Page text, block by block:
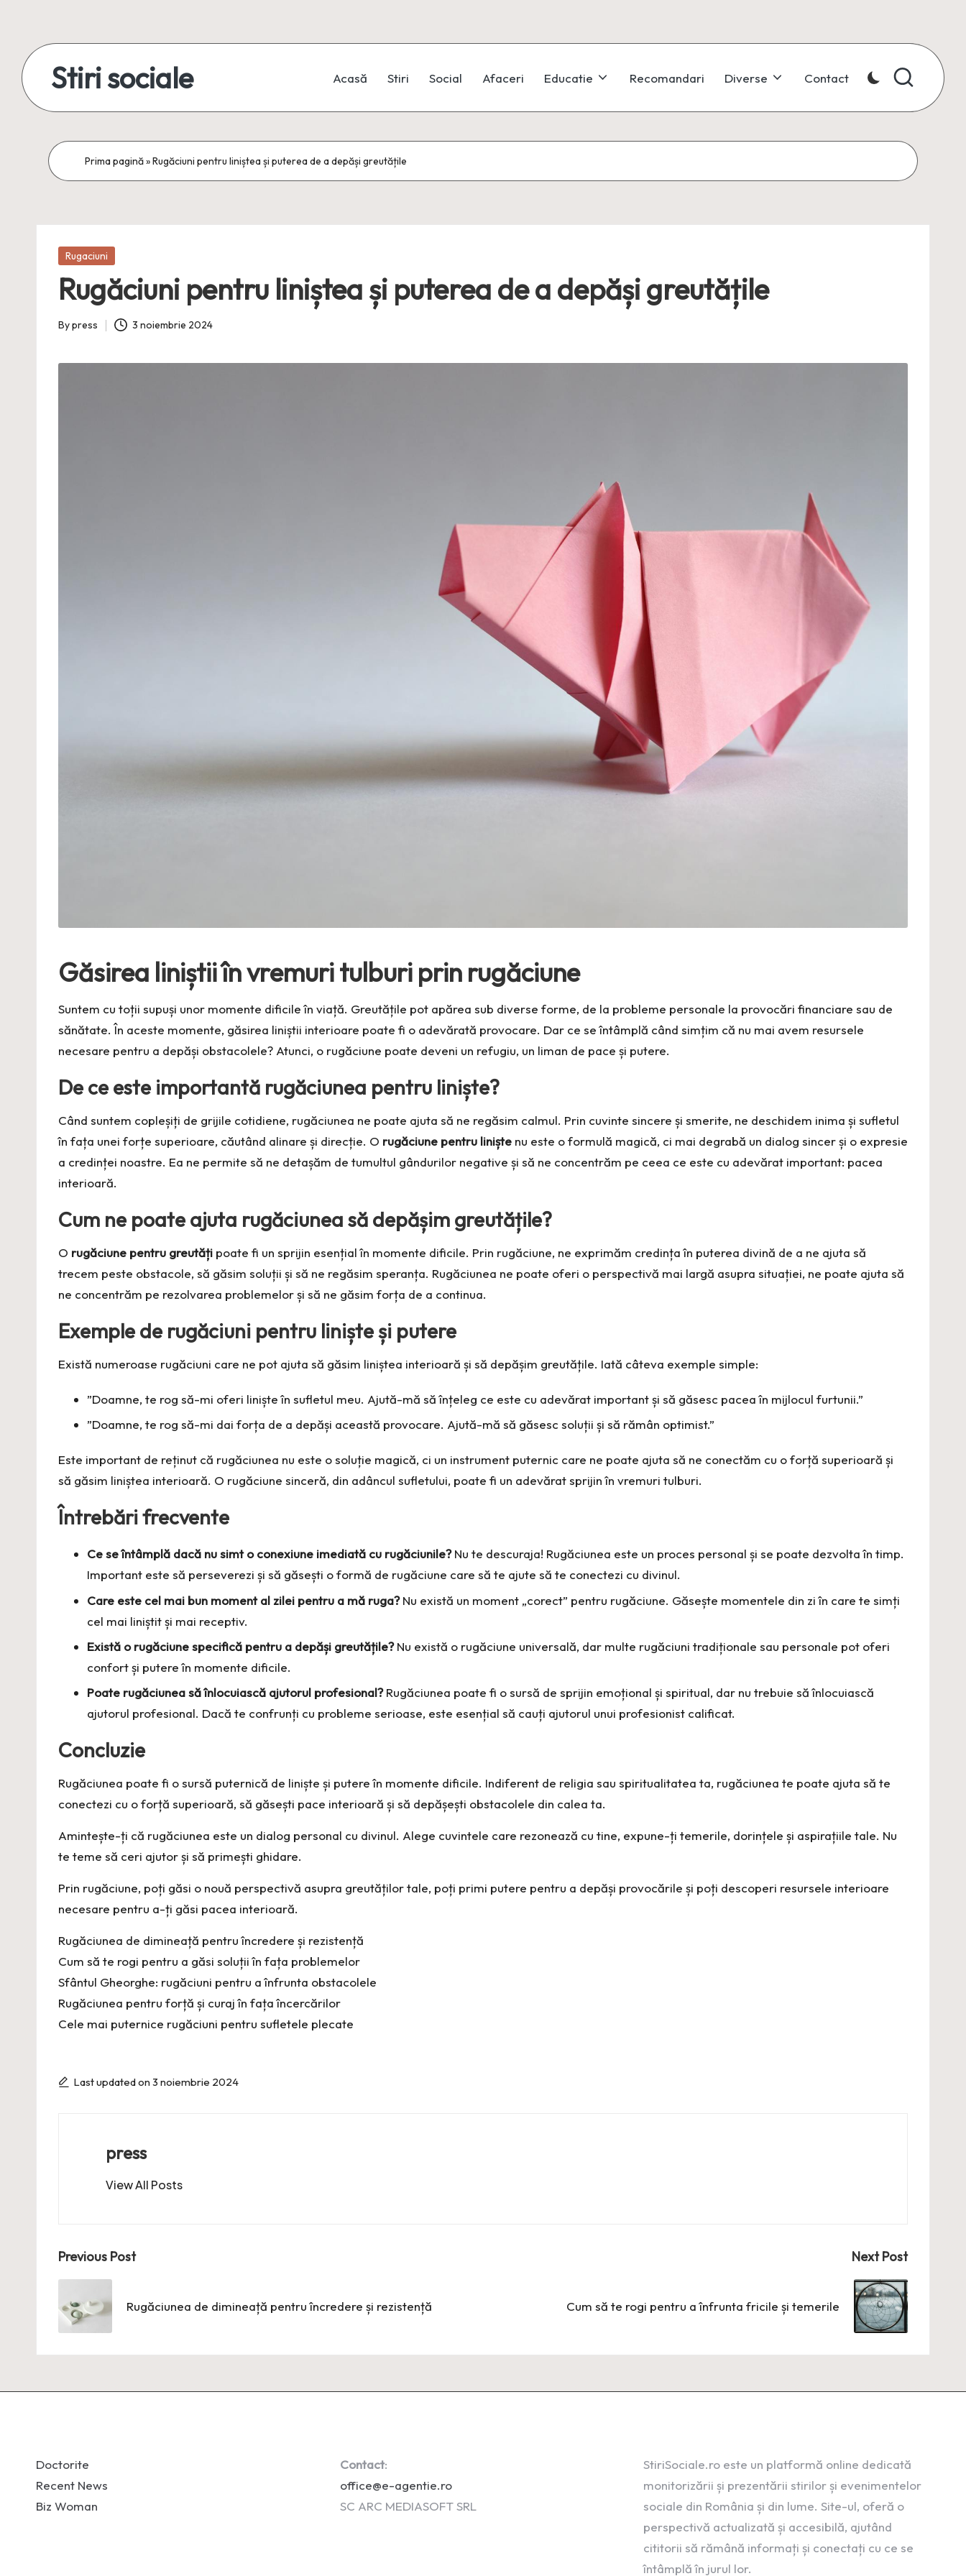
content
Stiri sociale
conexiuni
reale
Acasă Stiri Social Afaceri Educatie Recomandari Diverse Contact
Prima pagină»Rugăciuni pentru liniștea și puterea de a depăși greutățile
Posted
Rugaciuni
Rugăciuni pentru liniștea și puterea de a depăși greutățile
Posted
Bypress 3 noiembrie 2024
Găsirea liniștii în vremuri tulburi prin rugăciune
Suntem cu toții supuși unor momente dificile în viață. Greutățile pot apărea sub diverse forme, de la probleme personale la provocări financiare sau de
sănătate. În aceste momente, găsirea liniștii interioare poate fi o adevărată provocare. Dar ce se întâmplă când simțim că nu mai avem resursele
necesare pentru a depăși obstacolele? Atunci, o rugăciune poate deveni un refugiu, un liman de pace și putere.
De ce este importantă rugăciunea pentru liniște?
Când suntem copleșiți de grijile cotidiene, rugăciunea ne poate ajuta să ne regăsim calmul. Prin cuvinte sincere și smerite, ne deschidem inima și sufletul
în fața unei forțe superioare, căutând alinare și direcție. O rugăciune pentru liniște nu este o formulă magică, ci mai degrabă un dialog sincer și o expresie
a credinței noastre. Ea ne permite să ne detașăm de tumultul gândurilor negative și să ne concentrăm pe ceea ce este cu adevărat important: pacea
interioară.
Cum ne poate ajuta rugăciunea să depășim greutățile?
O rugăciune pentru greutăți poate fi un sprijin esențial în momente dificile. Prin rugăciune, ne exprimăm credința în puterea divină de a ne ajuta să
trecem peste obstacole, să găsim soluții și să ne regăsim speranța. Rugăciunea ne poate oferi o perspectivă mai largă asupra situației, ne poate ajuta să
ne concentrăm pe rezolvarea problemelor și să ne găsim forța de a continua.
Exemple de rugăciuni pentru liniște și putere
Există numeroase rugăciuni care ne pot ajuta să găsim liniștea interioară și să depășim greutățile. Iată câteva exemple simple:
”Doamne, te rog să-mi oferi liniște în sufletul meu. Ajută-mă să înțeleg ce este cu adevărat important și să găsesc pacea în mijlocul furtunii.”
”Doamne, te rog să-mi dai forța de a depăși această provocare. Ajută-mă să găsesc soluții și să rămân optimist.”
Este important de reținut că rugăciunea nu este o soluție magică, ci un instrument puternic care ne poate ajuta să ne conectăm cu o forță superioară și
să găsim liniștea interioară. O rugăciune sinceră, din adâncul sufletului, poate fi un adevărat sprijin în vremuri tulburi.
Întrebări frecvente
Ce se întâmplă dacă nu simt o conexiune imediată cu rugăciunile?Nu te descuraja! Rugăciunea este un proces personal și se poate dezvolta în timp.
Important este să perseverezi și să găsești o formă de rugăciune care să te ajute să te conectezi cu divinul.
Care este cel mai bun moment al zilei pentru a mă ruga?Nu există un moment „corect” pentru rugăciune. Găsește momentele din zi în care te simți
cel mai liniștit și mai receptiv.
Există o rugăciune specifică pentru a depăși greutățile?Nu există o rugăciune universală, dar multe rugăciuni tradiționale sau personale pot oferi
confort și putere în momente dificile.
Poate rugăciunea să înlocuiască ajutorul profesional?Rugăciunea poate fi o sursă de sprijin emoțional și spiritual, dar nu trebuie să înlocuiască
ajutorul profesional. Dacă te confrunți cu probleme serioase, este esențial să cauți ajutorul unui profesionist calificat.
Concluzie
Rugăciunea poate fi o sursă puternică de liniște și putere în momente dificile. Indiferent de religia sau spiritualitatea ta, rugăciunea te poate ajuta să te
conectezi cu o forță superioară, să găsești pace interioară și să depășești obstacolele din calea ta.
Amintește-ți că rugăciunea este un dialog personal cu divinul. Alege cuvintele care rezonează cu tine, expune-ți temerile, dorințele și aspirațiile tale. Nu
te teme să ceri ajutor și să primești ghidare.
Prin rugăciune, poți găsi o nouă perspectivă asupra greutăților tale, poți primi putere pentru a depăși provocările și poți descoperi resursele interioare
necesare pentru a-ți găsi pacea interioară.
Rugăciunea de dimineață pentru încredere și rezistență
Cum să te rogi pentru a găsi soluții în fața problemelor
Sfântul Gheorghe: rugăciuni pentru a înfrunta obstacolele
Rugăciunea pentru forță și curaj în fața încercărilor
Cele mai puternice rugăciuni pentru sufletele plecate
Last updated on 3 noiembrie 2024
press
View All Posts
Post
navigation
Previous Post
Rugăciunea de dimineață pentru încredere și rezistență
Next Post
Cum să te rogi pentru a înfrunta fricile și temerile
Doctorite
Recent News
Biz Woman
Contact:
office@e-agentie.ro
SC ARC MEDIASOFT SRL
StiriSociale.ro este un platformă online dedicată
monitorizării și prezentării stirilor și evenimentelor
sociale din România și din lume. Site-ul, oferă o
perspectivă actualizată și accesibilă, ajutând
cititorii să rămână informați și conectați cu ce se
întâmplă în jurul lor.